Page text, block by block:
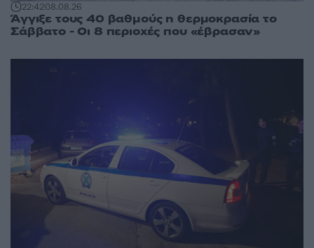
22:4208.08.26
Άγγιξε τους 40 βαθμούς η θερμοκρασία το
Σάββατο - Οι 8 περιοχές που «έβρασαν»